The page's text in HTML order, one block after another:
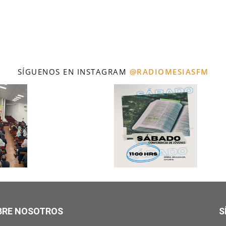
SÍGUENOS EN INSTAGRAM @RADIOMESIASFM
NOSOTROS